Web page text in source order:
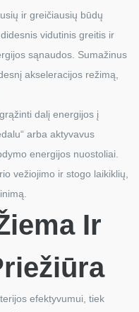
ir greičiausių būdų
vidutinis greitis ir
sąnaudos. Sumažinus
akseleracijos režimą,
dalį energijos į
arba aktyvavus
energijos nuostoliai.
vežiojimo ir stogo laikiklių,
Ir
efektyvumui, tiek